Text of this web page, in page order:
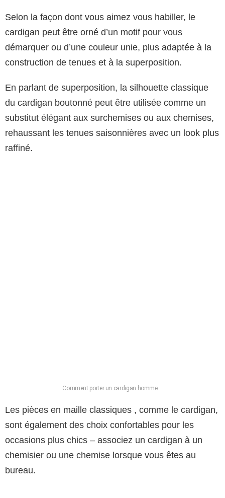
Selon la façon dont vous aimez vous habiller, le
cardigan peut être orné d’un motif pour vous
démarquer ou d’une couleur unie, plus adaptée à la
construction de tenues et à la superposition.
En parlant de superposition, la silhouette classique
du cardigan boutonné peut être utilisée comme un
substitut élégant aux surchemises ou aux chemises,
rehaussant les tenues saisonnières avec un look plus
raffiné.
Comment porter un cardigan homme
Les pièces en maille classiques , comme le cardigan,
sont également des choix confortables pour les
occasions plus chics – associez un cardigan à un
chemisier ou une chemise lorsque vous êtes au
bureau.